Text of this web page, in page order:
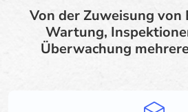
Von der Zuweisung von
Wartung,
Überwachung